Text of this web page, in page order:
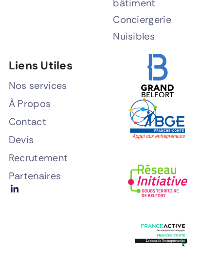
bâtiment
Conciergerie
Nuisibles
Liens Utiles
Nos services
À Propos
Contact
Devis
Recrutement
Partenaires